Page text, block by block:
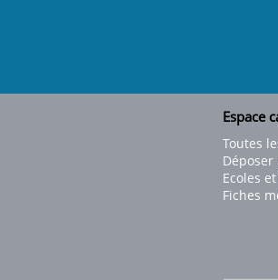
Espace
Toutes
Déposer
Ecoles
Fiches